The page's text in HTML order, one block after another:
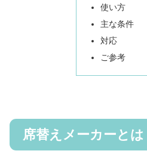
使い方
主な条件
対応
ご参考
席替えメーカーとは